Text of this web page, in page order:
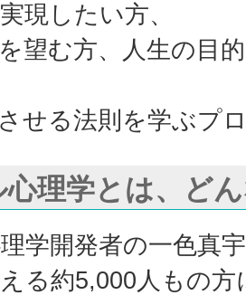
現したい方、
望む方、人生の目
せる法則を学ぶプ
理学とは、ど
学開発者の一色真
る約5,000人もの方